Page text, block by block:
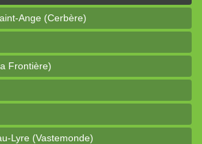
Ange (Cerbère)
Frontière)
Lyre (Vastemonde)